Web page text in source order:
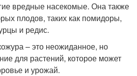
вредные насекомые. Она также
плодов, таких как помидоры,
и редис.
– это неожиданное, но
для растений, которое может
и урожай.